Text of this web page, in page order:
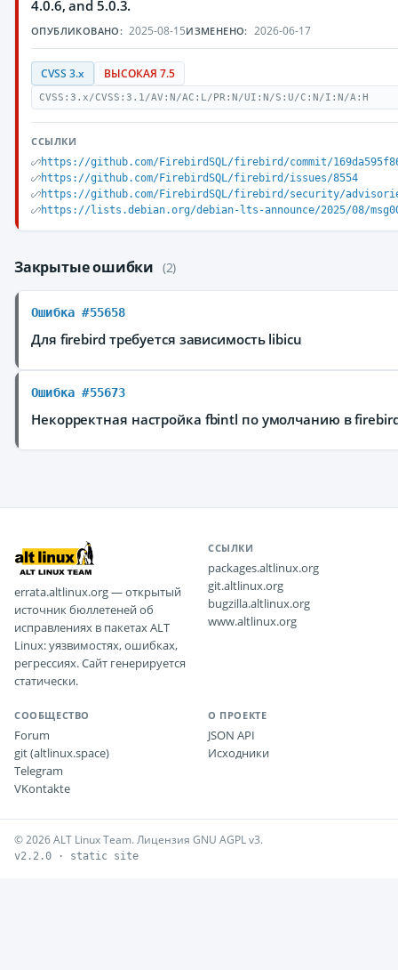
4.0.6, and 5.0.3.
ОПУБЛИКОВАНО: 2025-08-15ИЗМЕНЕНО: 2026-06-17
CVSS 3.x ВЫСОКАЯ 7.5
CVSS:3.x/CVSS:3.1/AV:N/AC:L/PR:N/UI:N/S:U/C:N/I:N/A:H
ССЫЛКИ
https://github.com/FirebirdSQL/firebird/commit/
https://github.com/FirebirdSQL/firebird/issues/8554
https://github.com/FirebirdSQL/firebird/security/
https://lists.debian.org/debian-lts-announce/2025/08/
Закрытые ошибки (2)
Ошибка #55658
Для firebird требуется зависимость libicu
Ошибка #55673
Некорректная настройка fbintl по умолчанию в
errata.altlinux.org — открытый
источник бюллетеней об
исправлениях в пакетах ALT
Linux: уязвимостях, ошибках,
регрессиях. Сайт генерируется
статически.
ССЫЛКИ
packages.altlinux.org
git.altlinux.org
bugzilla.altlinux.org
www.altlinux.org
СООБЩЕСТВО
Forum
git (altlinux.space)
Telegram
VKontakte
О ПРОЕКТЕ
JSON API
Исходники
© 2026 ALT Linux Team. Лицензия GNU AGPL v3.
v2.2.0 · static site